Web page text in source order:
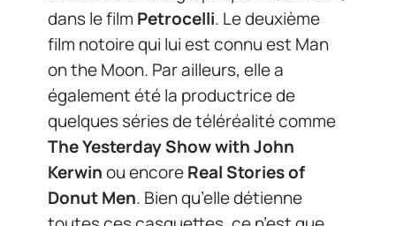
dans le film Petrocelli. Le deuxième
film notoire qui lui est connu est Man
on the Moon. Par ailleurs, elle a
également été la productrice de
quelques séries de téléréalité comme
The Yesterday Show with John
Kerwinou encoreReal Stories of
Donut Men. Bien qu’elle détienne